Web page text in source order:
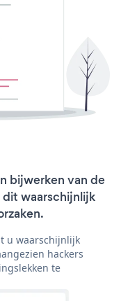
bijwerken van de
waarschijnlijk
u waarschijnlijk
hackers
te